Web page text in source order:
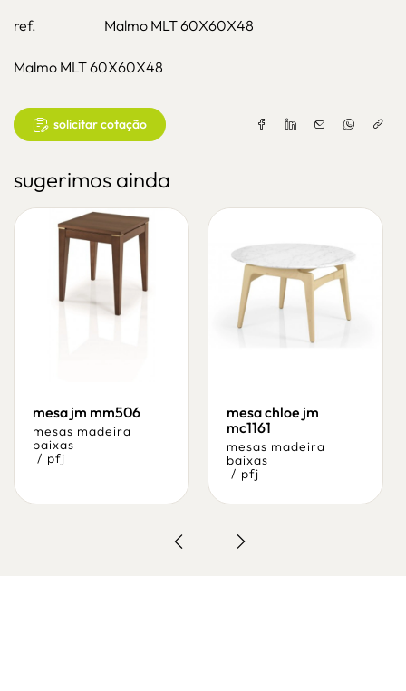
ref. Malmo MLT 60X60X48
Malmo MLT 60X60X48
solicitar cotação
sugerimos ainda
mesa jm mm506
mesas madeira
baixas
/ pfj
mesa chloe jm
mc1161
mesas madeira
baixas
/ pfj